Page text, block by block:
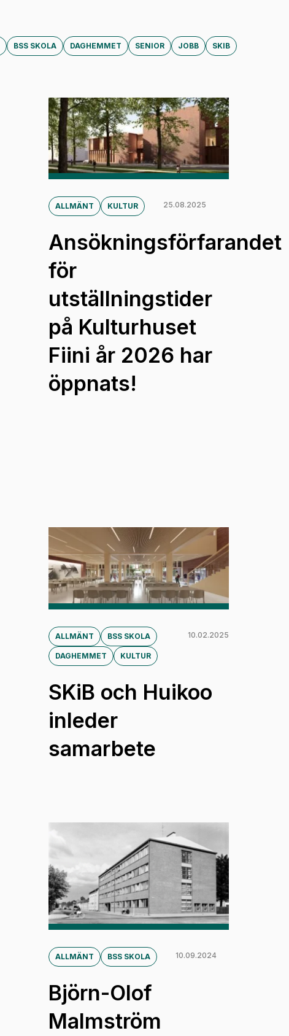
BSS SKOLA DAGHEMMET SENIOR JOBB SKIB
ALLMÄNT KULTUR 25.08.2025
Ansökningsförfarandet
för
utställningstider
på Kulturhuset
Fiini år 2026 har
öppnats!
ALLMÄNT BSS SKOLA
DAGHEMMET KULTUR
10.02.2025
SKiB och Huikoo
inleder
samarbete
ALLMÄNT BSS SKOLA 10.09.2024
Björn-Olof
Malmström